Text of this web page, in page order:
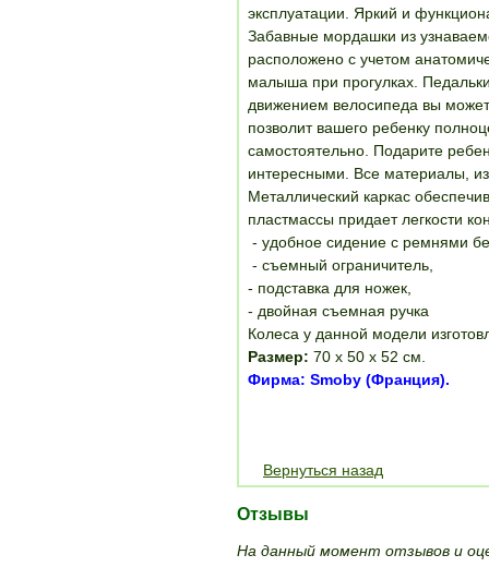
эксплуатации. Яркий и
Забавные мордашки из
расположено с учетом
малыша при прогулках.
движением велосипеда вы
позволит вашего ребенку
самостоятельно. Подарите
интересными. Все материалы,
Металлический каркас
пластмассы придает легкости
- удобное сидение с ремнями
- съемный ограничитель,
- подставка для ножек,
- двойная съемная ручка
Колеса у данной модели
Размер: 70 х 50 х 52 см.
Фирма: Smoby (Франция).
Вернуться назад
Отзывы
На данный момент отзывов и